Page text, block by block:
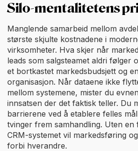
Silo-mentalitetens
Manglende samarbeid mellom
største skjulte kostnadene i
virksomheter. Hva skjer når
leads som salgsteamet aldri følger
et bortkastet markedsbudsjett og
organisasjon. Når dataene ikke
mellom systemene, mister du
innsatsen der det faktisk teller. Du
barrierene ved å etablere felles
tvinger frem samhandling. Uten en
CRM-systemet vil markedsføring
forbi hverandre.